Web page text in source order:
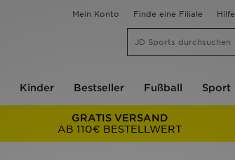
Mein Konto Finde eine Filiale Hilfe
Kinder Bestseller Fußball Sport
GRATIS VERSAND
AB 110€ BESTELLWERT